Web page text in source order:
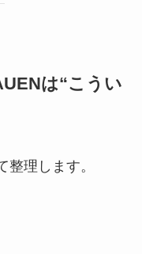
は“こうい
理します。